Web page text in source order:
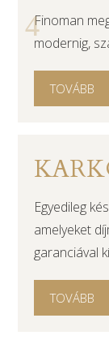
Finoman
modernig,
TOVÁBB
Egyedileg
amelyeket
garanciával
TOVÁBB